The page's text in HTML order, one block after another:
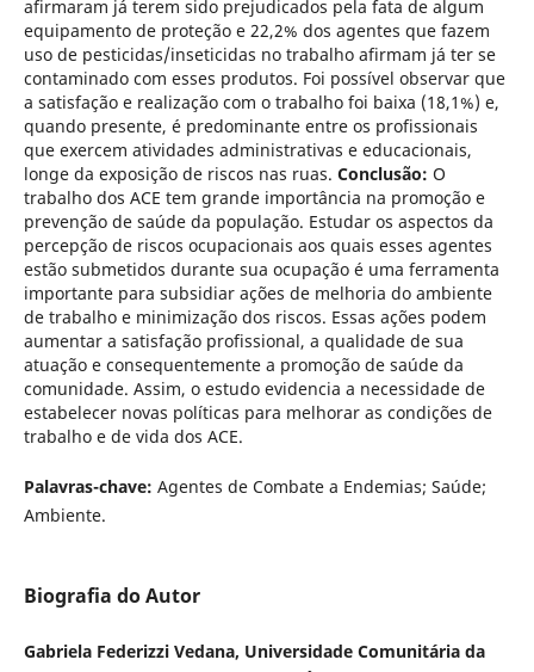
afirmaram já terem sido prejudicados pela fata de algum
equipamento de proteção e 22,2% dos agentes que fazem
uso de pesticidas/inseticidas no trabalho afirmam já ter se
contaminado com esses produtos. Foi possível observar que
a satisfação e realização com o trabalho foi baixa (18,1%) e,
quando presente, é predominante entre os profissionais
que exercem atividades administrativas e educacionais,
longe da exposição de riscos nas ruas. Conclusão: O
trabalho dos ACE tem grande importância na promoção e
prevenção de saúde da população. Estudar os aspectos da
percepção de riscos ocupacionais aos quais esses agentes
estão submetidos durante sua ocupação é uma ferramenta
importante para subsidiar ações de melhoria do ambiente
de trabalho e minimização dos riscos. Essas ações podem
aumentar a satisfação profissional, a qualidade de sua
atuação e consequentemente a promoção de saúde da
comunidade. Assim, o estudo evidencia a necessidade de
estabelecer novas políticas para melhorar as condições de
trabalho e de vida dos ACE.
Palavras-chave: Agentes de Combate a Endemias; Saúde;
Ambiente.
Biografia do Autor
Gabriela Federizzi Vedana, Universidade Comunitária da